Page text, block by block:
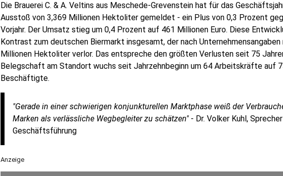
Die Brauerei C. & A. Veltins aus Meschede-Grevenstein hat für das
Ausstoß von 3,369 Millionen Hektoliter gemeldet - ein Plus von 0,3 Prozent
Vorjahr. Der Umsatz stieg um 0,4 Prozent auf 461 Millionen Euro. Diese
Kontrast zum deutschen Biermarkt insgesamt, der nach
Millionen Hektoliter verlor. Das entspreche den größten Verlusten seit 75
Belegschaft am Standort wuchs seit Jahrzehnbeginn um 64 Arbeitskräfte auf
Beschäftigte.
"Gerade in einer schwierigen konjunkturellen Marktphase weiß der
Marken als verlässliche Wegbegleiter zu schätzen"- Dr. Volker Kuhl,
Geschäftsführung
Anzeige